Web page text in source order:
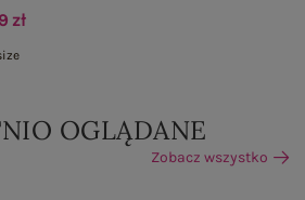
zł
OGLĄDANE
Zobacz wszystko